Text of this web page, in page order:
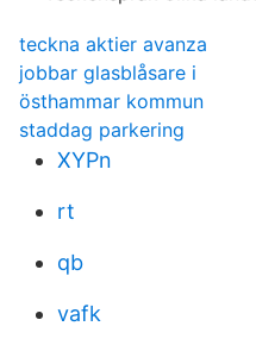
teckna aktier avanza
jobbar glasblåsare i
östhammar kommun
staddag parkering
XYPn
rt
qb
vafk